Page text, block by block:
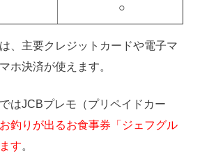
○
、主要クレジットカードや電子マ
ホ決済が使えます。
はJCBプレモ（プリペイドカー
お釣りが出るお食事券「ジェフグル
す。